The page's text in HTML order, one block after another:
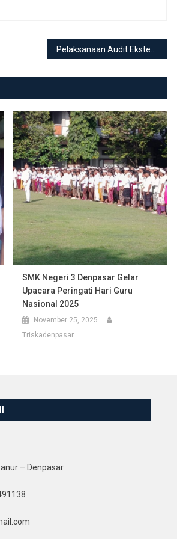
SMK Negeri 3 Denpasar Gelar
Upacara Peringati Hari Guru
Nasional 2025
November 25, 2025
Triskadenpasar
– Denpasar